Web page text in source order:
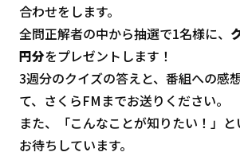
合わせをします。
全問正解者の中から抽選で1名様に、
円分をプレゼントします！
3週分のクイズの答えと、番組への感
て、さくらFMまでお送りください。
また、「こんなことが知りたい！」
お待ちしています。